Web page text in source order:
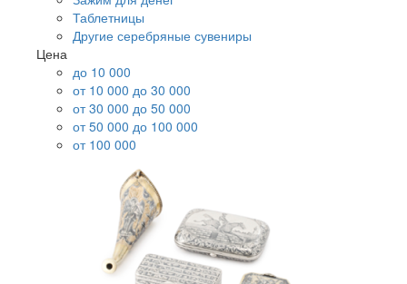
Таблетницы
Другие серебряные сувениры
Цена
до 10 000
от 10 000 до 30 000
от 30 000 до 50 000
от 50 000 до 100 000
от 100 000